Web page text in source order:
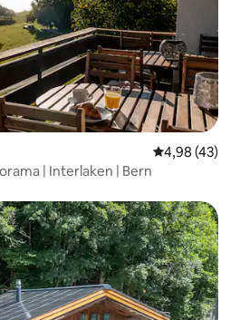
Gemiddelde
4,98 (43)
| Interlaken | Bern